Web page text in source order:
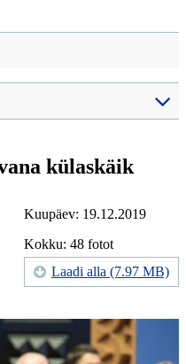
külaskäik
Kuupäev: 19.12.2019
Kokku: 48 fotot
Laadi alla (7.97 MB)